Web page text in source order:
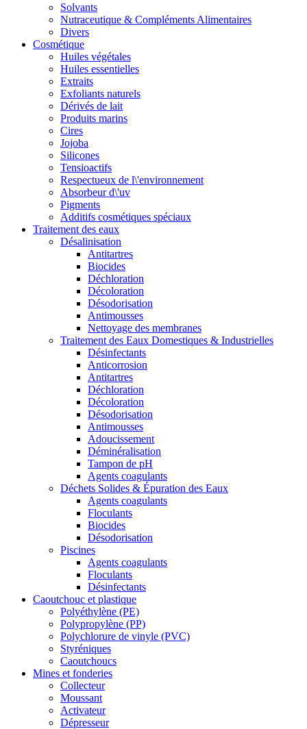
Solvants
Nutraceutique & Compléments Alimentaires
Divers
Cosmétique
Huiles végétales
Huiles essentielles
Extraits
Exfoliants naturels
Dérivés de lait
Produits marins
Cires
Jojoba
Silicones
Tensioactifs
Respectueux de l\'environnement
Absorbeur d\'uv
Pigments
Additifs cosmétiques spéciaux
Traitement des eaux
Désalinisation
Antitartres
Biocides
Déchloration
Décoloration
Désodorisation
Antimousses
Nettoyage des membranes
Traitement des Eaux Domestiques & Industrielles
Désinfectants
Anticorrosion
Antitartres
Déchloration
Décoloration
Désodorisation
Antimousses
Adoucissement
Déminéralisation
Tampon de pH
Agents coagulants
Déchets Solides & Épuration des Eaux
Agents coagulants
Floculants
Biocides
Désodorisation
Piscines
Agents coagulants
Floculants
Désinfectants
Caoutchouc et plastique
Polyéthylène (PE)
Polypropylène (PP)
Polychlorure de vinyle (PVC)
Styréniques
Caoutchoucs
Mines et fonderies
Collecteur
Moussant
Activateur
Dépresseur